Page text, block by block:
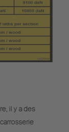
il y a des